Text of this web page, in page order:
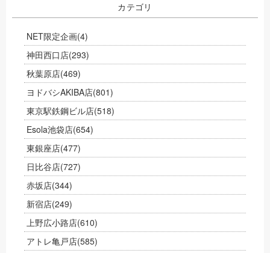
カテゴリ
NET限定企画(4)
神田西口店(293)
秋葉原店(469)
ヨドバシAKIBA店(801)
東京駅鉄鋼ビル店(518)
Esola池袋店(654)
東銀座店(477)
日比谷店(727)
赤坂店(344)
新宿店(249)
上野広小路店(610)
アトレ亀戸店(585)